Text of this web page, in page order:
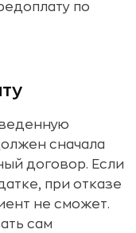
по
сначала
договор. Если
при отказе
не сможет.
сам